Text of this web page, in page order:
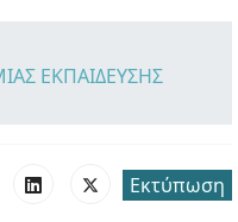
ΕΚΠΑΙΔΕΥΣΗΣ
Εκτύπωση